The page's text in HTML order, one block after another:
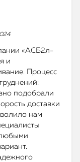
«АСБ2л-
и
Процесс
подобрали
доставки
нам